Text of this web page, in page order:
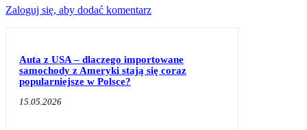
Zaloguj się, aby dodać komentarz
Auta z USA – dlaczego importowane
samochody z Ameryki stają się coraz
popularniejsze w Polsce?
15.05.2026